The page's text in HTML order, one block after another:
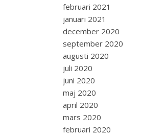
februari 2021
januari 2021
december 2020
september 2020
augusti 2020
juli 2020
juni 2020
maj 2020
april 2020
mars 2020
februari 2020